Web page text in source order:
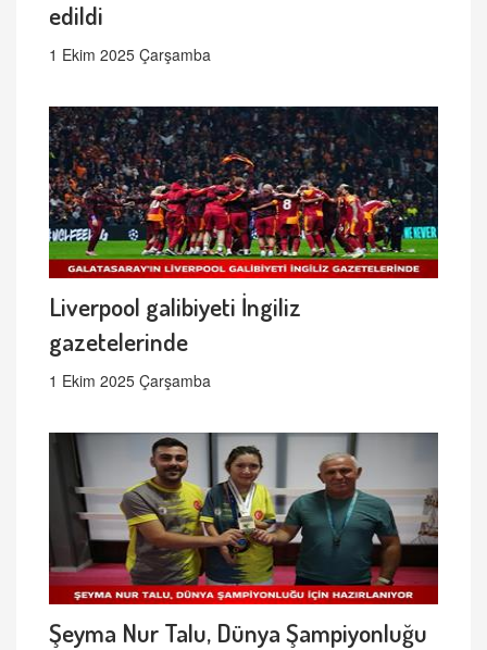
edildi
1 Ekim 2025 Çarşamba
Liverpool galibiyeti İngiliz
gazetelerinde
1 Ekim 2025 Çarşamba
Şeyma Nur Talu, Dünya Şampiyonluğu